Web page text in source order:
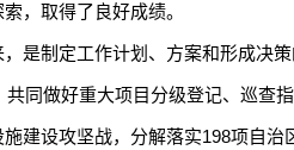
，取得了良好成绩。
制定工作计划、方案和形成决策
同做好重大项目分级登记、巡查
建设攻坚战，分解落实198项自治